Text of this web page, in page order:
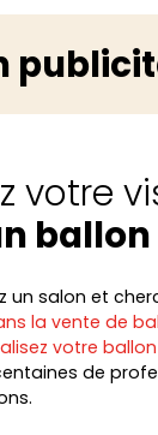
votre
un salon et
la vente de
votre
de